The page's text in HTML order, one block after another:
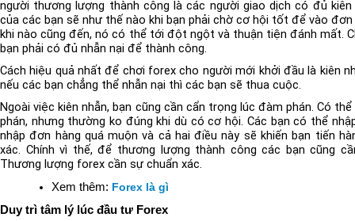
người thương lượng thành công là các người giao dịch có đủ kiên
của các bạn sẽ như thế nào khi bạn phải chờ cơ hội tốt để vào
khi nào cũng đến, nó có thể tới đột ngột và thuận tiện đánh mất.
bạn phải có đủ nhẫn nại để thành công.
Cách hiệu quả nhất để chơi forex cho người mới khởi đầu là kiên
nếu các bạn chẳng thể nhẫn nại thì các bạn sẽ thua cuộc.
Ngoài việc kiên nhẫn, bạn cũng cần cẩn trọng lúc đàm phán. Có
phán, nhưng thường ko đúng khi dù có cơ hội. Các bạn có thể
nhập đơn hàng quá muộn và cả hai điều này sẽ khiến bạn tiến
xác. Chính vì thế, để thương lượng thành công các bạn cũng
Thương lượng forex cần sự chuẩn xác.
Xem thêm: Forex là gì
Duy trì tâm lý lúc đầu tư Forex